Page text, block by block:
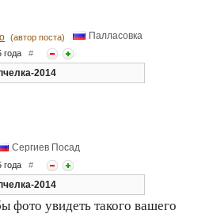
(автор поста) Палласовка
года #
2014
Сергиев Посад
года #
2014
фото увидеть такого вашего